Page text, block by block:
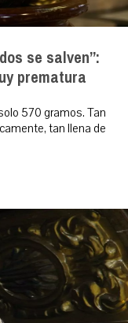
se salven”:
prematura
570 gramos. Tan
tan llena de